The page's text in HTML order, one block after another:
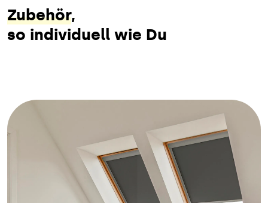
Zubehör,
so individuell wie Du